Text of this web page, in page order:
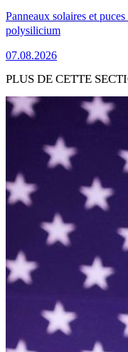
Panneaux solaires et
polysilicium
07.08.2026
PLUS DE CETTE